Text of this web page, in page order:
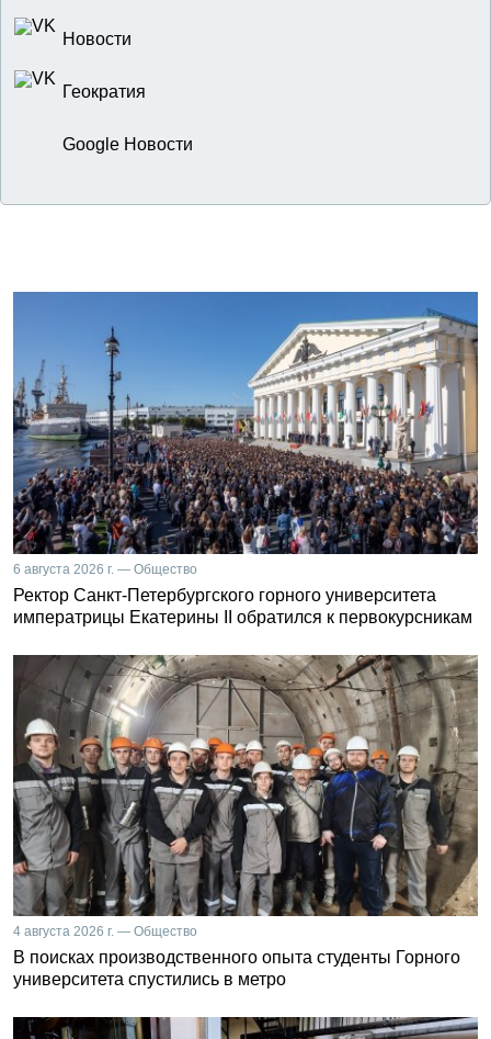
Новости
Геократия
Google Новости
6 августа 2026 г. — Общество
Ректор Санкт-Петербургского горного университета
императрицы Екатерины II обратился к первокурсникам
4 августа 2026 г. — Общество
В поисках производственного опыта студенты Горного
университета спустились в метро